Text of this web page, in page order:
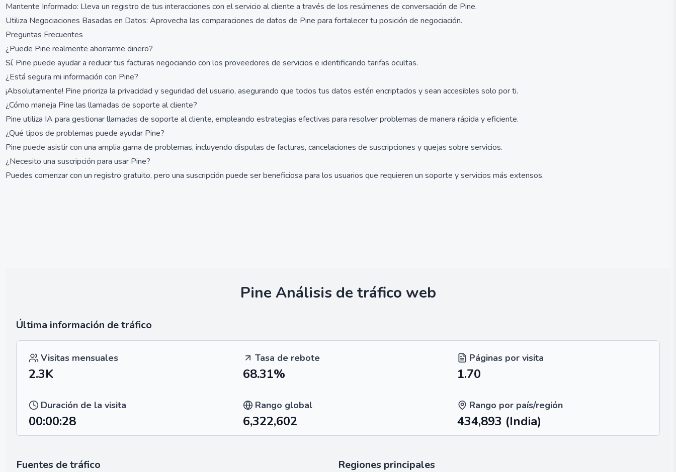
Mantente Informado: Lleva un registro de tus interacciones con el servicio al cliente a través de los resúmenes de conversación de Pine.
Utiliza Negociaciones Basadas en Datos: Aprovecha las comparaciones de datos de Pine para fortalecer tu posición de negociación.
Preguntas Frecuentes
¿Puede Pine realmente ahorrarme dinero?
Sí, Pine puede ayudar a reducir tus facturas negociando con los proveedores de servicios e identificando tarifas ocultas.
¿Está segura mi información con Pine?
¡Absolutamente! Pine prioriza la privacidad y seguridad del usuario, asegurando que todos tus datos estén encriptados y sean accesibles solo por ti.
¿Cómo maneja Pine las llamadas de soporte al cliente?
Pine utiliza IA para gestionar llamadas de soporte al cliente, empleando estrategias efectivas para resolver problemas de manera rápida y eficiente.
¿Qué tipos de problemas puede ayudar Pine?
Pine puede asistir con una amplia gama de problemas, incluyendo disputas de facturas, cancelaciones de suscripciones y quejas sobre servicios.
¿Necesito una suscripción para usar Pine?
Puedes comenzar con un registro gratuito, pero una suscripción puede ser beneficiosa para los usuarios que requieren un soporte y servicios más extensos.
Pine Análisis de tráfico web
Última información de tráfico
Visitas mensuales Tasa de rebote Páginas por visita
2.3K 68.31% 1.70
Duración de la visita Rango global Rango por país/región
00:00:28 6,322,602 434,893 (India)
Fuentes de tráfico Regiones principales